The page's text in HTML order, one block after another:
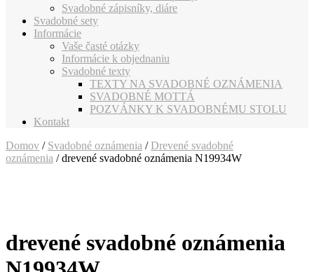
Svadobné zápisníky, diáre
Svadobné sety
Informácie
Vaše časté otázky
Informácie k objednaniu
Svadobné texty
TEXTY NA SVADOBNÉ OZNÁMENIA
SVADOBNÉ MOTTÁ
POZVÁNKY K SVADOBNÉMU STOLU
Kontakt
Domov / Svadobné oznámenia / Drevené svadobné
oznámenia / drevené svadobné oznámenia N19934W
drevené svadobné oznámenia